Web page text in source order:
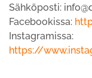
Sähköposti:
Facebookissa:
Instagramissa:
https://